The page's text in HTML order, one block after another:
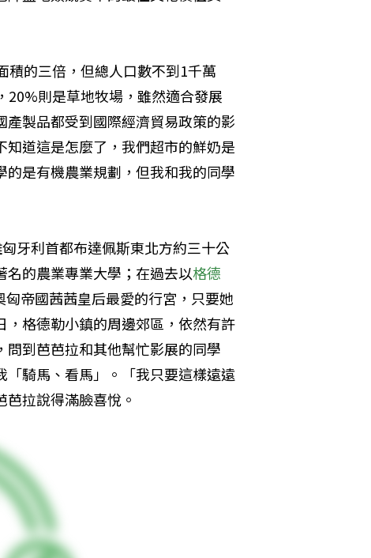
積的三倍，但總人口數不到1千萬
20%則是草地牧場，雖然適合發展
製品都受到國際經濟貿易政策的影
道這是怎麼了，我們超市的鮮奶是
是有機農業規劃，但我和我的同學
牙利首都布達佩斯東北方約三十公
的農業專業大學；在過去以格德
匈帝國茜茜皇后最愛的行宮，只要她
格德勒小鎮的周邊郊區，依然有許
到芭芭拉和其他幫忙影展的同學
騎馬、看馬」。「我只要這樣遠遠
拉說得滿臉喜悅。